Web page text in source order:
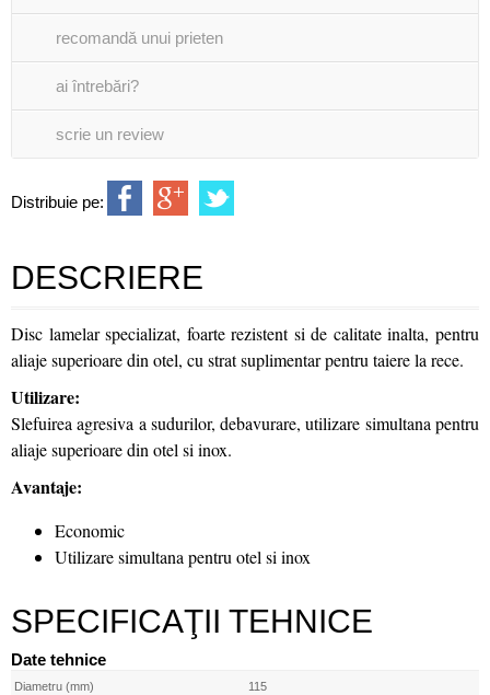
recomandă unui prieten
ai întrebări?
scrie un review
Distribuie pe:
DESCRIERE
Disc lamelar specializat, foarte rezistent si de calitate inalta, pentru
aliaje superioare din otel, cu strat suplimentar pentru taiere la rece.
Utilizare:
Slefuirea agresiva a sudurilor, debavurare, utilizare simultana pentru
aliaje superioare din otel si inox.
Avantaje:
Economic
Utilizare simultana pentru otel si inox
SPECIFICAŢII TEHNICE
Date tehnice
Diametru (mm) 115